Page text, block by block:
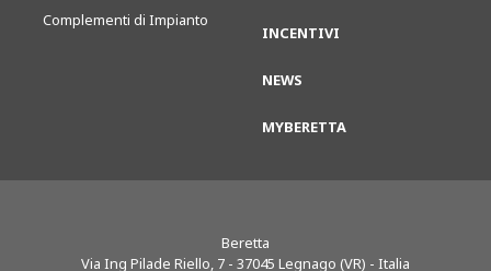
Complementi di Impianto
INCENTIVI
NEWS
MYBERETTA
Beretta
Via Ing Pilade Riello, 7 - 37045 Legnago (VR) - Italia